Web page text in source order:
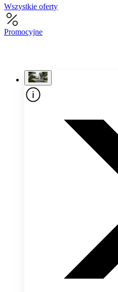
Wszystkie oferty
Promocyjne